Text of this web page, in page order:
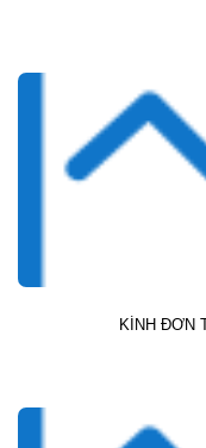
KÍNH ĐƠN